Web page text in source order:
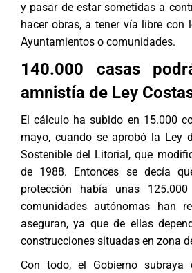
y pasar de estar sometidas a
hacer obras, a tener vía libre con
Ayuntamientos o comunidades.
140.000 casas
amnistía de Ley
El cálculo ha subido en 15.000
mayo, cuando se aprobó la Ley
Sostenible del Litorial, que
de 1988. Entonces se decía
protección había unas
comunidades autónomas han
aseguran, ya que de ellas
construcciones situadas en zona
Con todo, el Gobierno subraya